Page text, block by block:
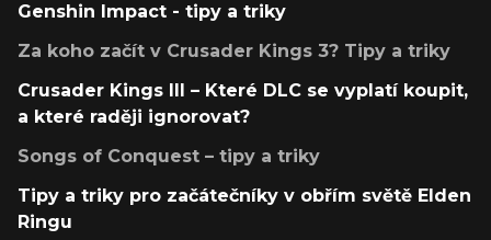
Genshin Impact - tipy a triky
Za koho začít v Crusader Kings 3? Tipy a triky
Crusader Kings III – Které DLC se vyplatí koupit,
a které raději ignorovat?
Songs of Conquest – tipy a triky
Tipy a triky pro začátečníky v obřím světě Elden
Ringu